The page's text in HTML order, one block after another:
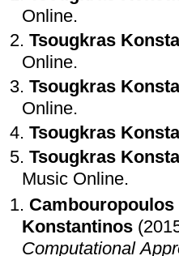
Online.
Tsougkras
Online.
Tsougkras
Online.
Tsougkras
Tsougkras
Music Online.
Konstantinos
Computational